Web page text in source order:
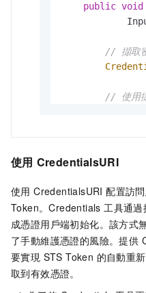
public void
// 擷取
// 使用擷
    }
使用 CredentialsURI
使用 CredentialsURI 配置訪
Token。Credentials 工具通
成憑證用戶端初始化。該方式
了手動維護憑證的風險。提供
要實現 STS Token 的自動重
取到有效憑證。